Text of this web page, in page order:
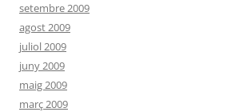
setembre 2009
agost 2009
juliol 2009
juny 2009
maig 2009
març 2009